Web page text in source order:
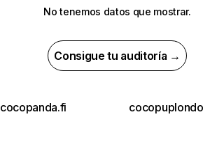
No tenemos datos que mostrar.
Consigue tu auditoría →
cocopanda.fi